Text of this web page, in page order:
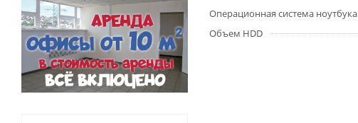
Операционная система ноутбука
Объем HDD